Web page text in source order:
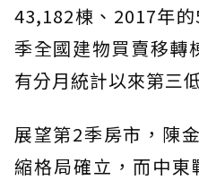
43,182棟、2017年
季全國建物買賣移轉
有分月統計以來第三
展望第2季房市，陳
縮格局確立，而中東